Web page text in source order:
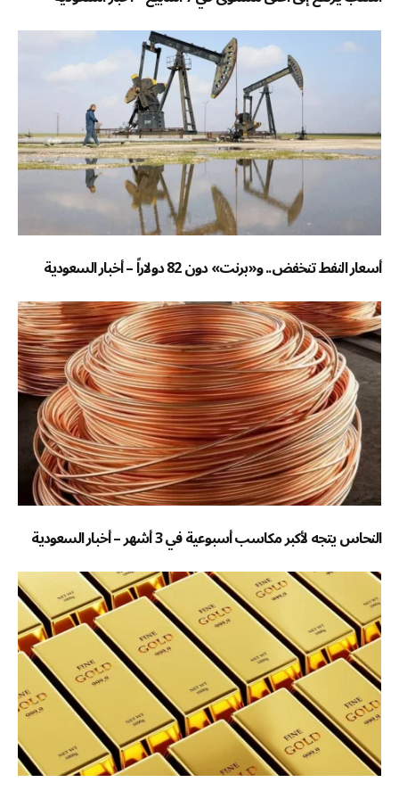
أسعار النفط تنخفض.. و«برنت» دون 82 دولاراً – أخبار السعودية
النحاس يتجه لأكبر مكاسب أسبوعية في 3 أشهر – أخبار السعودية